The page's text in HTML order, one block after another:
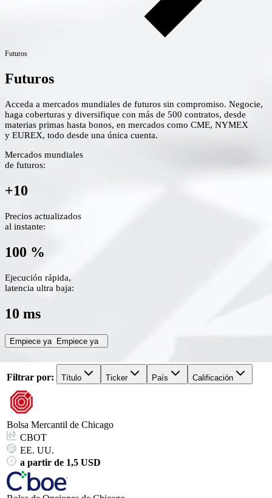
Futuros
Futuros
Acceda a mercados mundiales de futuros sin compromiso. Negocie,
haga coberturas y diversifique con más de 500 contratos, desde
materias primas hasta bonos, en mercados como CME, NYMEX
y EUREX, todo desde una única cuenta.
Mercados mundiales
de futuros:
+10
Precios actualizados
al instante:
100 %
Ejecución rápida,
latencia ultra baja:
10 ms
Empiece ya Empiece ya
Filtrar por: Título Ticker País Calificación
Bolsa Mercantil de Chicago
CBOT
EE. UU.
a partir de 1,5 USD